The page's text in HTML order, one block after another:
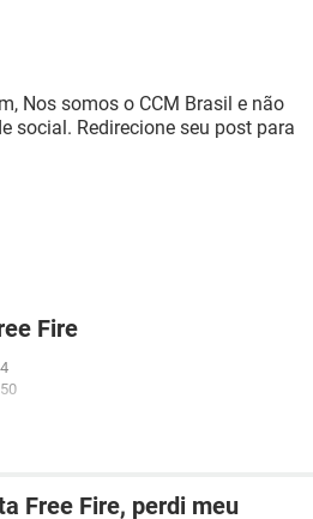
Nos somos o CCM Brasil e não
social. Redirecione seu post para
Fire
Free Fire, perdi meu